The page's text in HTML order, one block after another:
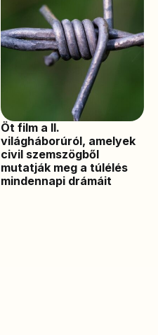
Öt film a II.
világháborúról, amelyek
civil szemszögből
mutatják meg a túlélés
mindennapi drámáit